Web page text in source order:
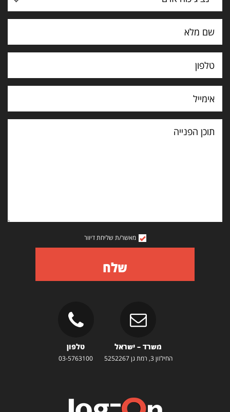
תוכן
הפנייה
מאשר/ת שליחת דיוור
שלח
משרד – ישראל
החילזון 3, רמת גן 5252267
טלפון
03-5763100